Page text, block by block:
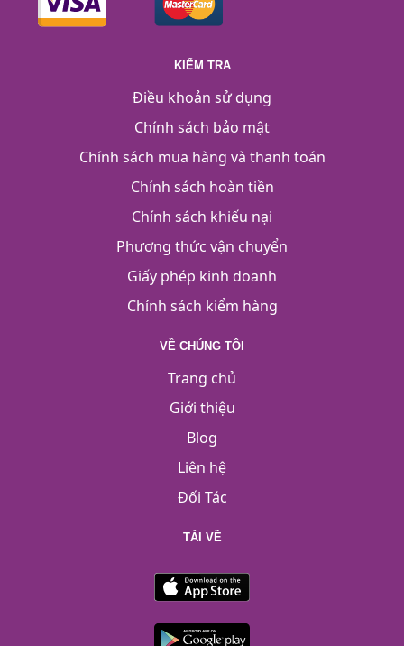
KIỂM TRA
Điều khoản sử dụng
Chính sách bảo mật
Chính sách mua hàng và thanh toán
Chính sách hoàn tiền
Chính sách khiếu nại
Phương thức vận chuyển
Giấy phép kinh doanh
Chính sách kiểm hàng
VỀ CHÚNG TÔI
Trang chủ
Giới thiệu
Blog
Liên hệ
Đối Tác
TẢI VỀ